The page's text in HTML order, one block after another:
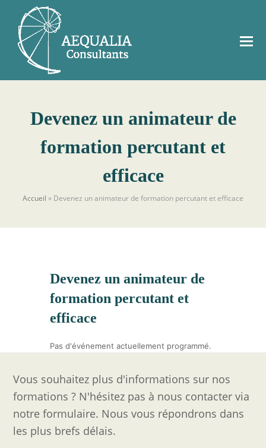
Devenez un animateur de
formation percutant et
efficace
Accueil » Devenez un animateur de formation percutant et efficace
Devenez un animateur de
formation percutant et
efficace
Pas d'événement actuellement programmé.
Vous souhaitez plus d'informations sur nos
formations ? N'hésitez pas à nous contacter via
notre formulaire. Nous vous répondrons dans
les plus brefs délais.